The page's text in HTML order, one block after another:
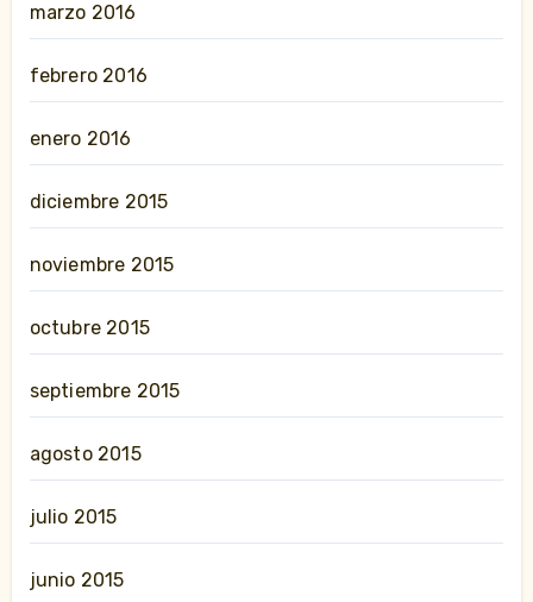
marzo 2016
febrero 2016
enero 2016
diciembre 2015
noviembre 2015
octubre 2015
septiembre 2015
agosto 2015
julio 2015
junio 2015